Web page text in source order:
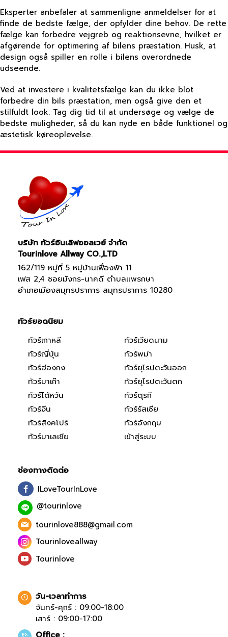
Eksperter anbefaler at sammenligne anmeldelser for at
finde de bedste fælge, der opfylder dine behov. De rette
fælge kan forbedre vejgreb og reaktionsevne, hvilket er
afgørende for optimering af bilens præstation. Husk, at
design også spiller en rolle i bilens overordnede
udseende.
Ved at investere i kvalitetsfælge kan du ikke blot
forbedre din bils præstation, men også give den et
stilfuldt look. Tag dig tid til at undersøge og vælge de
bedste muligheder, så du kan nyde en både funktionel og
æstetisk køreoplevelse.
บริษัท ทัวร์อินเลิฟออลเวย์ จำกัด
Tourinlove Allway CO.,LTD
162/119 หมู่ที่ 5 หมู่บ้านเฟื่องฟ้า 11
เฟส 2,4 ซอยมังกร-นาคดี ตำบลแพรกษา
อำเภอเมืองสมุทรปราการ สมุทรปราการ 10280
ทัวร์ยอดนิยม
ทัวร์เกาหลี
ทัวร์ญี่ปุ่น
ทัวร์ฮ่องกง
ทัวร์มาเก๊า
ทัวร์ไต้หวัน
ทัวร์จีน
ทัวร์สิงคโปร์
ทัวร์มาเลเซีย
ทัวร์เวียดนาม
ทัวร์พม่า
ทัวร์ยุโรปตะวันออก
ทัวร์ยุโรปตะวันตก
ทัวร์ตุรกี
ทัวร์รัสเซีย
ทัวร์อังกฤษ
เข้าสู่ระบบ
ช่องทางติดต่อ
ILoveTourInLove
@tourinlove
tourinlove888@gmail.com
Tourinloveallway
Tourinlove
วัน-เวลาทำการ
จันทร์-ศุกร์ : 09:00-18:00
เสาร์ : 09:00-17:00